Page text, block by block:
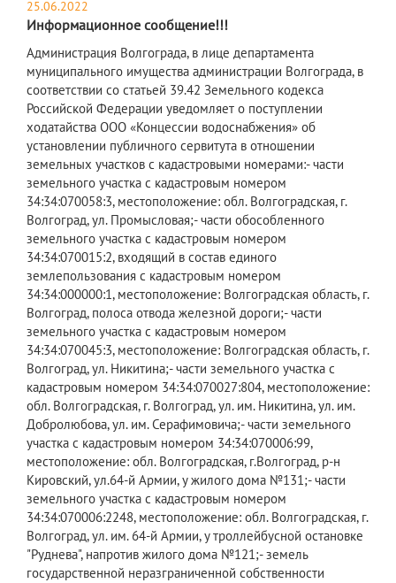
25.06.2022
Информационное сообщение!!!
​Администрация Волгограда, в лице департамента
муниципального имущества администрации Волгограда, в
соответствии со статьей 39.42 Земельного кодекса
Российской Федерации уведомляет о поступлении
ходатайства ООО «Концессии водоснабжения» об
установлении публичного сервитута в отношении
земельных участков с кадастровыми номерами:- части
земельного участка с кадастровым номером
34:34:070058:3, местоположение: обл. Волгоградская, г.
Волгоград, ул. Промысловая;- части обособленного
земельного участка с кадастровым номером
34:34:070015:2, входящий в состав единого
землепользования с кадастровым номером
34:34:000000:1, местоположение: Волгоградская область, г.
Волгоград, полоса отвода железной дороги;- части
земельного участка с кадастровым номером
34:34:070045:3, местоположение: Волгоградская область, г.
Волгоград, ул. Никитина;- части земельного участка с
кадастровым номером 34:34:070027:804, местоположение:
обл. Волгоградская, г. Волгоград, ул. им. Никитина, ул. им.
Добролюбова, ул. им. Серафимовича;- части земельного
участка с кадастровым номером 34:34:070006:99,
местоположение: обл. Волгоградская, г.Волгоград, р-н
Кировский, ул.64-й Армии, у жилого дома №131;- части
земельного участка с кадастровым номером
34:34:070006:2248, местоположение: обл. Волгоградская, г.
Волгоград, ул. им. 64-й Армии, у троллейбусной остановке
"Руднева", напротив жилого дома №121;- земель
государственной неразграниченной собственности